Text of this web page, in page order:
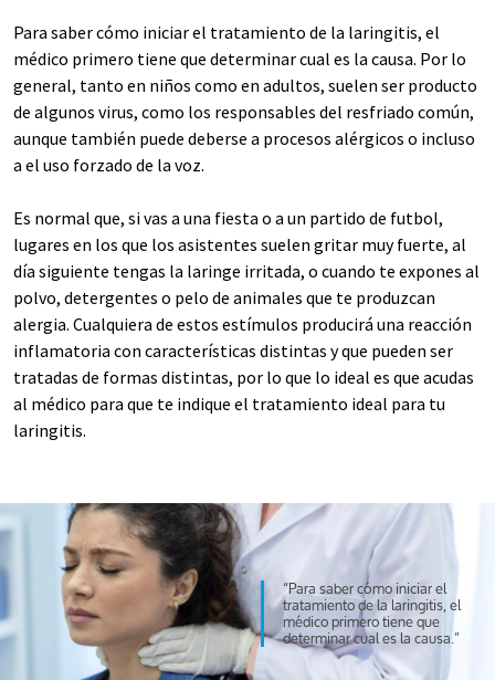
Para saber cómo iniciar el tratamiento de la laringitis, el
médico primero tiene que determinar cual es la causa. Por lo
general, tanto en niños como en adultos, suelen ser producto
de algunos virus, como los responsables del resfriado común,
aunque también puede deberse a procesos alérgicos o incluso
a el uso forzado de la voz.
Es normal que, si vas a una fiesta o a un partido de futbol,
lugares en los que los asistentes suelen gritar muy fuerte, al
día siguiente tengas la laringe irritada, o cuando te expones al
polvo, detergentes o pelo de animales que te produzcan
alergia. Cualquiera de estos estímulos producirá una reacción
inflamatoria con características distintas y que pueden ser
tratadas de formas distintas, por lo que lo ideal es que acudas
al médico para que te indique el tratamiento ideal para tu
laringitis.
“Para saber cómo iniciar el
tratamiento de la laringitis, el
médico primero tiene que
determinar cual es la causa.”